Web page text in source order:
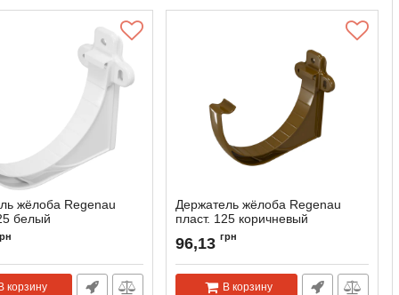
жёлоба Regenau
белый
корзину
Держатель жёлоба Regenau
пласт. 125 коричневый
118987
96,13 грн
В корзину